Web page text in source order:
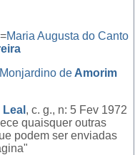
Maria Augusta do Canto
de Amorim
Leal , c. g., n: 5 Fev 1972
quaisquer outras
podem ser enviadas